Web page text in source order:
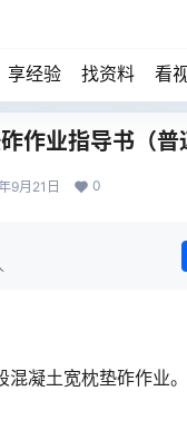
享经验 找资料 看
作业指导书（普
9月21日 0
凝土宽枕垫砟作业。